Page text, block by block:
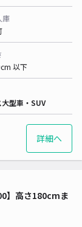
庫
以下
大型車・SUV
詳細へ
】高さ180cmま